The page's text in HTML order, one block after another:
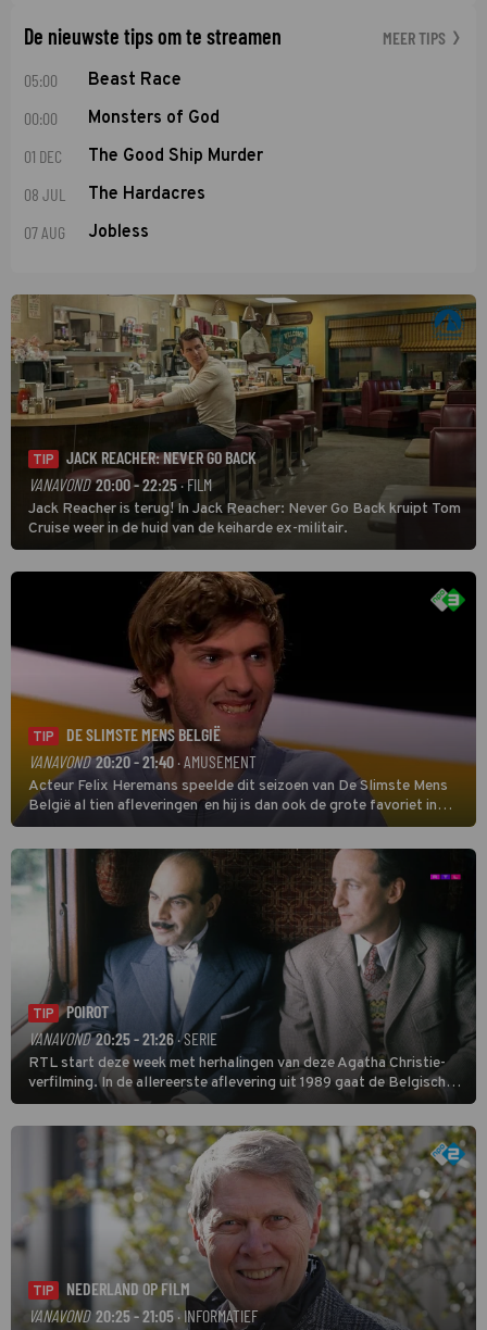
De nieuwste tips om te streamen MEER TIPS
05:00 Beast Race
00:00 Monsters of God
01 DEC The Good Ship Murder
08 JUL The Hardacres
07 AUG Jobless
TIP
JACK REACHER: NEVER GO BACK
VANAVOND 20:00 - 22:25 · FILM
Jack Reacher is terug! In Jack Reacher: Never Go Back kruipt Tom
Cruise weer in de huid van de keiharde ex-militair.
TIP
DE SLIMSTE MENS BELGIË
VANAVOND 20:20 - 21:40· AMUSEMENT
Acteur Felix Heremans speelde dit seizoen van De Slimste Mens
België al tien afleveringen en hij is dan ook de grote favoriet in
deze seizoensfinale. En er is Nederlandse inbreng, want komiek
Soundos El Ahmadi neemt plaats aan de jurytafel.
TIP
POIROT
VANAVOND 20:25 - 21:26 · SERIE
RTL start deze week met herhalingen van deze Agatha Christie-
verfilming. In de allereerste aflevering uit 1989 gaat de Belgische
speurder op zoek naar een vermiste kok. Poirot raakt al snel
verwikkeld in een moordzaak. (HH)
TIP
NEDERLAND OP FILM
VANAVOND 20:25 - 21:05· INFORMATIEF